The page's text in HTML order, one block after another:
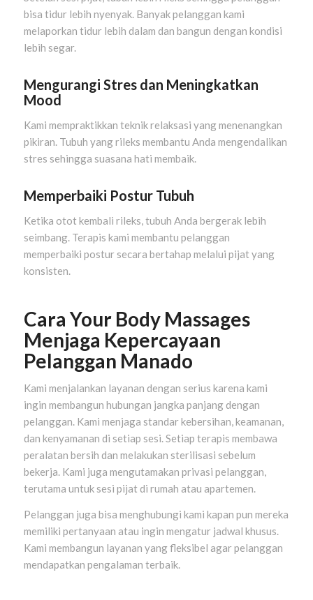
bisa tidur lebih nyenyak. Banyak pelanggan kami
melaporkan tidur lebih dalam dan bangun dengan kondisi
lebih segar.
Mengurangi Stres dan Meningkatkan
Mood
Kami mempraktikkan teknik relaksasi yang menenangkan
pikiran. Tubuh yang rileks membantu Anda mengendalikan
stres sehingga suasana hati membaik.
Memperbaiki Postur Tubuh
Ketika otot kembali rileks, tubuh Anda bergerak lebih
seimbang. Terapis kami membantu pelanggan
memperbaiki postur secara bertahap melalui pijat yang
konsisten.
Cara Your Body Massages
Menjaga Kepercayaan
Pelanggan Manado
Kami menjalankan layanan dengan serius karena kami
ingin membangun hubungan jangka panjang dengan
pelanggan. Kami menjaga standar kebersihan, keamanan,
dan kenyamanan di setiap sesi. Setiap terapis membawa
peralatan bersih dan melakukan sterilisasi sebelum
bekerja. Kami juga mengutamakan privasi pelanggan,
terutama untuk sesi pijat di rumah atau apartemen.
Pelanggan juga bisa menghubungi kami kapan pun mereka
memiliki pertanyaan atau ingin mengatur jadwal khusus.
Kami membangun layanan yang fleksibel agar pelanggan
mendapatkan pengalaman terbaik.